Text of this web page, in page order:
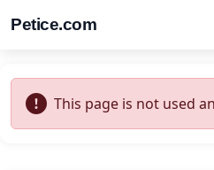
Petice.com
This page is not used